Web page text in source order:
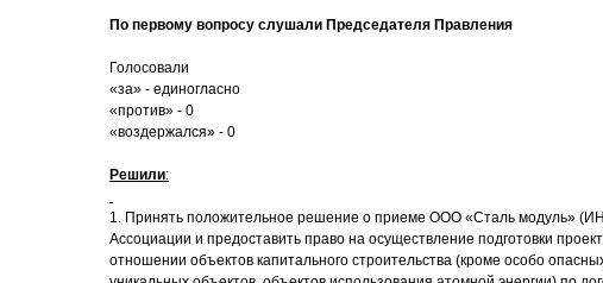
По первому вопросу слушали Председателя Правления
Голосовали
«за» - единогласно
«против» - 0
«воздержался» - 0
Решили:
1. Принять положительное решение о приеме ООО «Сталь модуль»
Ассоциации и предоставить право на осуществление подготовки
отношении объектов капитального строительства (кроме особо